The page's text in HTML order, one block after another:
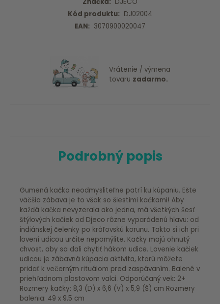
Kód produktu: DJ02004
EAN: 3070900020047
Vrátenie / výmena
tovaru zadarmo.
Podrobný popis
Gumená kačka neodmysliteľne patrí ku kúpaniu. Ešte
väčšia zábava je to však so šiestimi kačkami! Aby
každá kačka nevyzerala ako jedna, má všetkých šesť
štýlových kačiek od Djeco rôzne vyparádenú hlavu: od
indiánskej čelenky po kráľovskú korunu. Takto si ich pri
lovení udicou určite nepomýlite. Kačky majú ohnutý
chvost, aby sa dali chytiť hákom udice. Lovenie kačiek
udicou je zábavná kúpacia aktivita, ktorú môžete
pridať k večerným rituálom pred zaspávaním. Balené v
priehľadnom plastovom valci. Odporúčaný vek: 2+
Rozmery kačky: 8,3 (D) x 6,6 (V) x 5,9 (Š) cm Rozmery
balenia: 49 x 9,5 cm